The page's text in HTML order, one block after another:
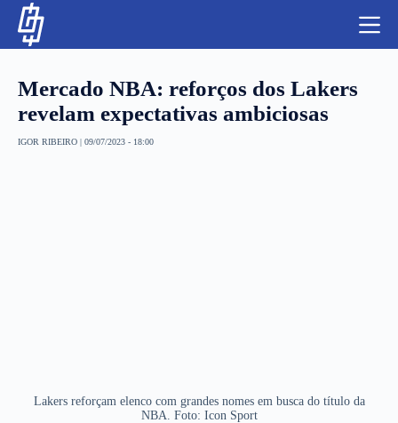
Mercado NBA: reforços dos Lakers
revelam expectativas ambiciosas
IGOR RIBEIRO | 09/07/2023 - 18:00
Lakers reforçam elenco com grandes nomes em busca do título da
NBA. Foto: Icon Sport